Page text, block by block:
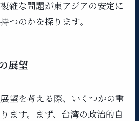
雑な問題が東アジアの安定に
つのかを探ります。
展望
望を考える際、いくつかの重
ます。まず、台湾の政治的自